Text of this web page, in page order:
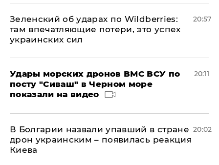
Зеленский об ударах по Wildberries:
там впечатляющие потери, это успех
украинских сил
20:57
Удары морских дронов ВМС ВСУ по
посту "Сиваш" в Черном море
показали на видео
20:11
В Болгарии назвали упавший в стране
дрон украинским – появилась реакция
Киева
20:02